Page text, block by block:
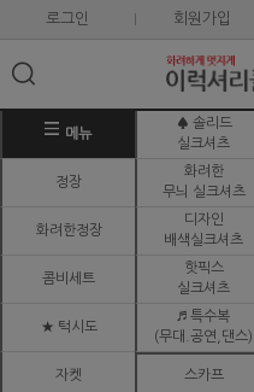
로그인 회원가입
메뉴
♠ 솔리드
실크셔츠
정장
화려한
무늬 실크셔츠
화려한정장
디자인
배색실크셔츠
콤비세트
핫픽스
실크셔츠
★ 턱시도
♬ 특수복
(무대.공연,댄스)
자켓 스카프